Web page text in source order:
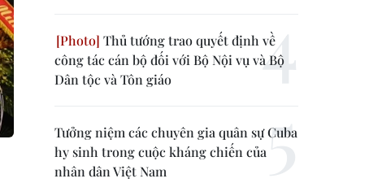
Thủ tướng trao quyết định về
công tác cán bộ đối với Bộ Nội vụ và Bộ
Dân tộc và Tôn giáo
Tưởng niệm các chuyên gia quân sự Cuba
hy sinh trong cuộc kháng chiến của
nhân dân Việt Nam